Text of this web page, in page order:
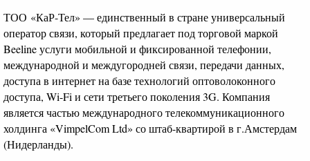
ТОО «КаР-Тел» — единственный в стране универсальный
оператор связи, который предлагает под торговой маркой
Beeline услуги мобильной и фиксированной телефонии,
международной и междугородней связи, передачи данных,
доступа в интернет на базе технологий оптоволоконного
доступа, Wi-Fi и сети третьего поколения 3G. Компания
является частью международного телекоммуникационного
холдинга «VimpelCom Ltd» со штаб-квартирой в г.Амстердам
(Нидерланды).